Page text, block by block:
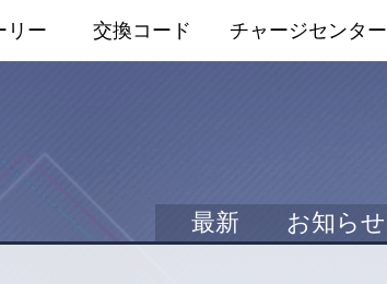
リー 交換コード チャージセンター
最新 お知らせ